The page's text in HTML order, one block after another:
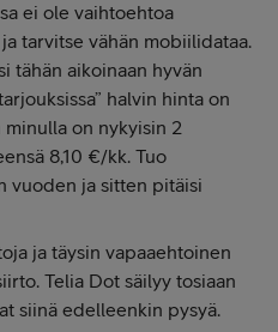
ei ole vaihtoehtoa
tarvitse vähän mobiilidataa.
tähän aikoinaan hyvän
halvin hinta on
on nykyisin 2
8,10 €/kk. Tuo
vuoden ja sitten pitäisi
ja täysin vapaaehtoinen
Telia Dot säilyy tosiaan
siinä edelleenkin pysyä.